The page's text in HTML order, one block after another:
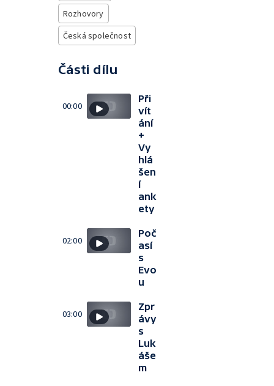
Rozhovory
Česká společnost
Části dílu
00:00
Při
vít
ání
+
Vy
hlá
šen
í
ank
ety
02:00
Poč
así
s
Evo
u
03:00
Zpr
ávy
s
Luk
áše
m